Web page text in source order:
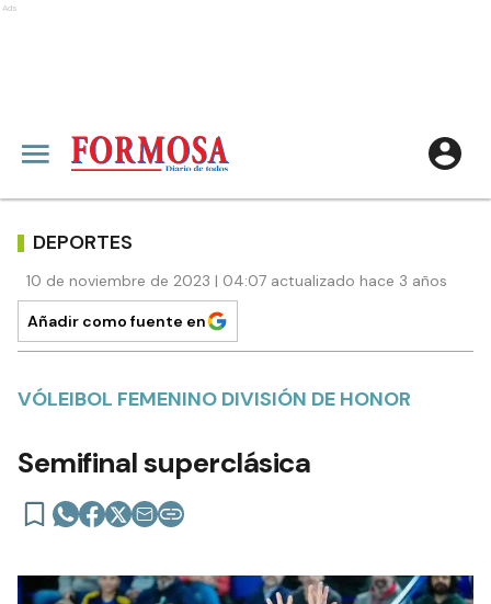
Ads
DEPORTES
10 de noviembre de 2023 | 04:07 actualizado hace 3 años
Añadir como fuente en
VÓLEIBOL FEMENINO DIVISIÓN DE HONOR
Semifinal superclásica